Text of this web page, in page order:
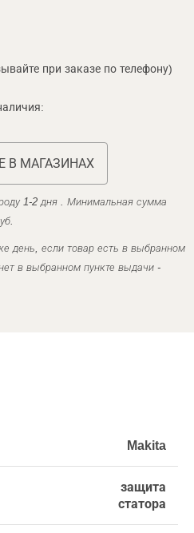
при заказе по телефону)
В МАГАЗИНАХ
1-2 дня . Минимальная сумма
день, если товар есть в выбранном
в выбранном пункте выдачи -
Makita
защита
статора